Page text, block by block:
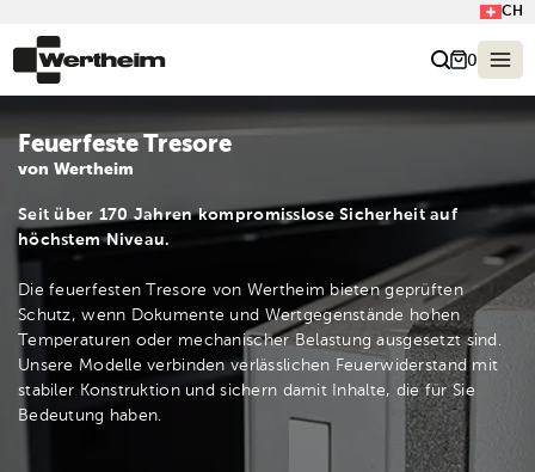
CH
0
Feuerfeste Tresore
von Wertheim
Seit über 170 Jahren kompromisslose Sicherheit auf
höchstem Niveau.
Die feuerfesten Tresore von Wertheim bieten geprüften
Schutz, wenn Dokumente und Wertgegenstände hohen
Temperaturen oder mechanischer Belastung ausgesetzt sind.
Unsere Modelle verbinden verlässlichen Feuerwiderstand mit
stabiler Konstruktion und sichern damit Inhalte, die für Sie
Bedeutung haben.